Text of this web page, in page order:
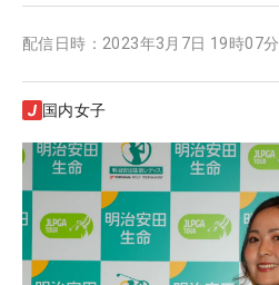
配信日時： 2023年3月7日 19時07分
国内女子